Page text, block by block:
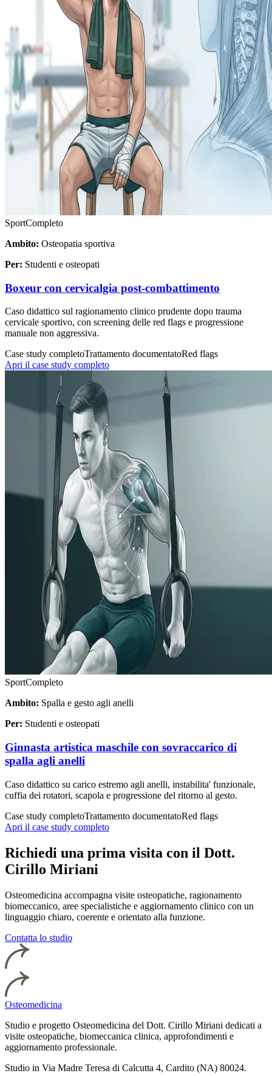
SportCompleto
Ambito: Osteopatia sportiva
Per: Studenti e osteopati
Boxeur con cervicalgia post-combattimento
Caso didattico sul ragionamento clinico prudente dopo trauma
cervicale sportivo, con screening delle red flags e progressione
manuale non aggressiva.
Case study completoTrattamento documentatoRed flags
Apri il case study completo
SportCompleto
Ambito: Spalla e gesto agli anelli
Per: Studenti e osteopati
Ginnasta artistica maschile con sovraccarico di
spalla agli anelli
Caso didattico su carico estremo agli anelli, instabilita' funzionale,
cuffia dei rotatori, scapola e progressione del ritorno al gesto.
Case study completoTrattamento documentatoRed flags
Apri il case study completo
Richiedi una prima visita con il Dott.
Cirillo Miriani
Osteomedicina accompagna visite osteopatiche, ragionamento
biomeccanico, aree specialistiche e aggiornamento clinico con un
linguaggio chiaro, coerente e orientato alla funzione.
Contatta lo studio
Osteomedicina
Studio e progetto Osteomedicina del Dott. Cirillo Miriani dedicati a
visite osteopatiche, biomeccanica clinica, approfondimenti e
aggiornamento professionale.
Studio in Via Madre Teresa di Calcutta 4, Cardito (NA) 80024.